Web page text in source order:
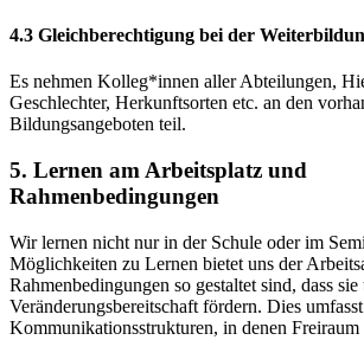
4.3 Gleichberechtigung bei der
Es nehmen Kolleg*innen aller Abteilungen,
Geschlechter, Herkunftsorten etc. an den
Bildungsangeboten teil.
5. Lernen am Arbeitsplatz und
Rahmenbedingungen
Wir lernen nicht nur in der Schule oder im
Möglichkeiten zu Lernen bietet uns der
Rahmenbedingungen so gestaltet sind, dass
Veränderungsbereitschaft fördern. Dies
Kommunikationsstrukturen, in denen